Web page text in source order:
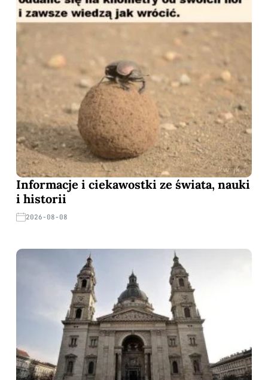
Informacje i ciekawostki ze świata, nauki
i historii
2026-08-08